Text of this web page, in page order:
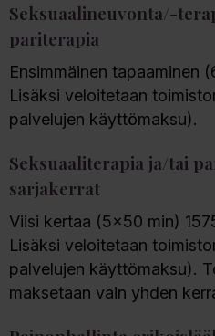
Seksuaalineuvonta/-
pariterapia
Ensimmäinen tapaaminen
Lisäksi veloitetaan
palvelujen käyttömaksu).
Seksuaaliterapia ja/tai
sarjakerrat
Viisi kertaa (5x50 min)
Lisäksi veloitetaan
palvelujen käyttömaksu).
maksetaan vain yhden